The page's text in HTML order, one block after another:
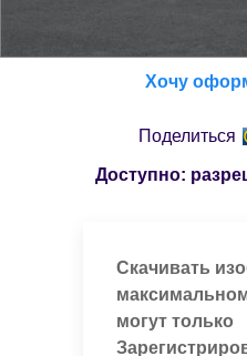
Хочу
Поделиться
Доступно:
Скачивать
могут только